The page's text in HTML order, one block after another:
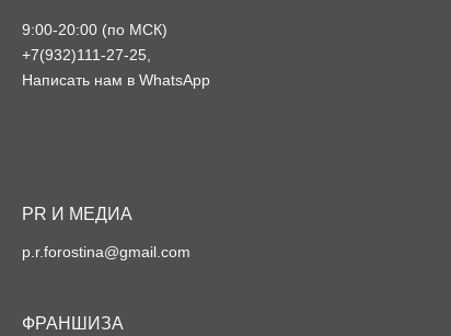
9:00-20:00 (по МСК)
+7(932)111-27-25
Написать нам в WhatsApp
PR И МЕДИА
p.r.forostina@gmail.com
ФРАНШИЗА